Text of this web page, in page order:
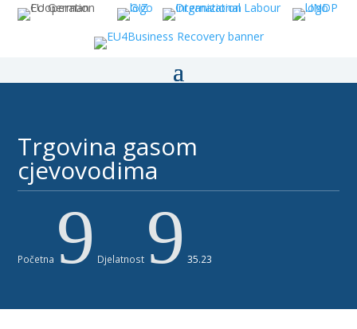
Trgovina gasom
cjevovodima ​
Početna 9 Djelatnost 9 35.23